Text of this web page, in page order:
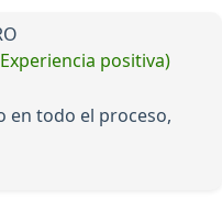
positiva)
en todo el proceso,